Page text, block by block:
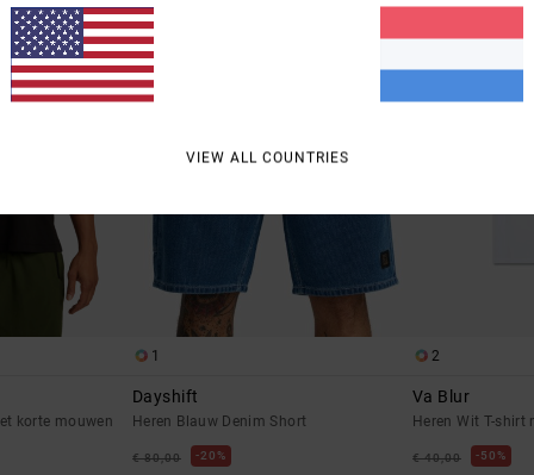
korte mouwen
1
Dayshift
Heren Blauw Denim Short
€ 80,00 20%
2
Va Blur
Heren Wit T-shirt
€ 40,00 50%
VIEW ALL COUNTRIES